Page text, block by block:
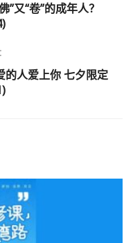
”又“卷”的成年人？
的人爱上你 七夕限定